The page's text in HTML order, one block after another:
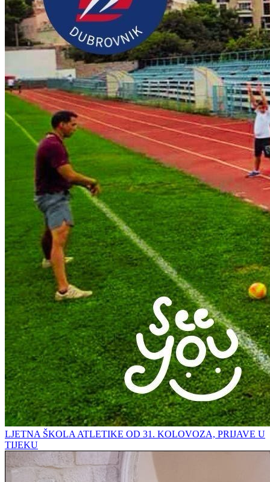
LJETNA ŠKOLA ATLETIKE OD 31. KOLOVOZA, PRIJAVE U
TIJEKU